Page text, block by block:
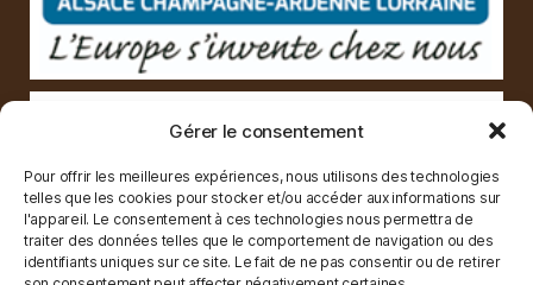
Gérer le consentement
Pour offrir les meilleures expériences, nous utilisons des technologies
telles que les cookies pour stocker et/ou accéder aux informations sur
l'appareil. Le consentement à ces technologies nous permettra de
traiter des données telles que le comportement de navigation ou des
identifiants uniques sur ce site. Le fait de ne pas consentir ou de retirer